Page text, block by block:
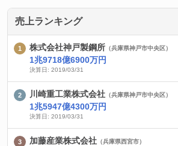
売上ランキング
株式会社神戸製鋼所 （兵庫県神戸市中央区）
1兆9718億6900万円
決算日: 2019/03/31
川崎重工業株式会社 （兵庫県神戸市中央区）
1兆5947億4300万円
決算日: 2019/03/31
加藤産業株式会社 （兵庫県西宮市）